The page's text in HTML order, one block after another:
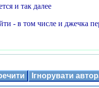
и так далее
- в том числе и джечка
Ігнорувати